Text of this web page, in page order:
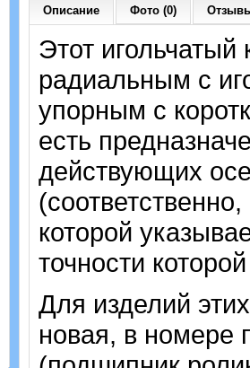
Описание Фото (0)
Этот
радиальным с
упорным с
есть
действующих
которой
точности
Для изделий
новая, в номере